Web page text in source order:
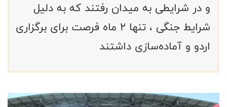
و در شرایطی به میدان رفتند که به دلیل
شرایط جنگی ، تنها ۲ ماه فرصت برای برگزاری
اردو و آماده‌سازی داشتند